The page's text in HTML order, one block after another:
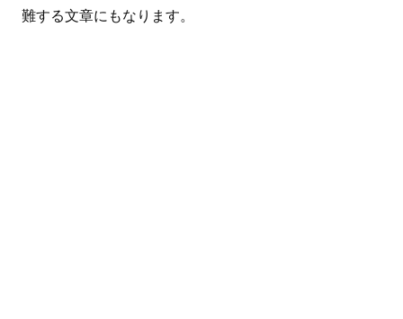
難する文章にもなります。